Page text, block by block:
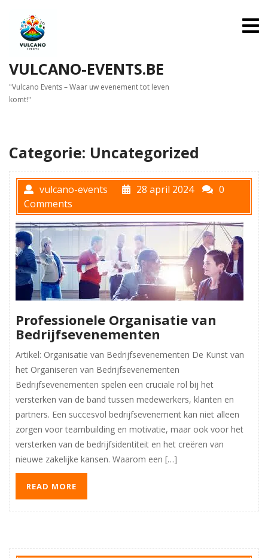
content
VULCANO-EVENTS.BE
"Vulcano Events – Waar uw evenement tot leven
komt!"
Categorie: Uncategorized
vulcano-events 28 april 2024
0
Comments
Professionele Organisatie van
Bedrijfsevenementen
Artikel: Organisatie van Bedrijfsevenementen De Kunst van
het Organiseren van Bedrijfsevenementen
Bedrijfsevenementen spelen een cruciale rol bij het
versterken van de band tussen medewerkers, klanten en
partners. Een succesvol bedrijfsevenement kan niet alleen
zorgen voor teambuilding en motivatie, maar ook voor het
versterken van de bedrijfsidentiteit en het creëren van
nieuwe zakelijke kansen. Waarom een […]
READ MORE